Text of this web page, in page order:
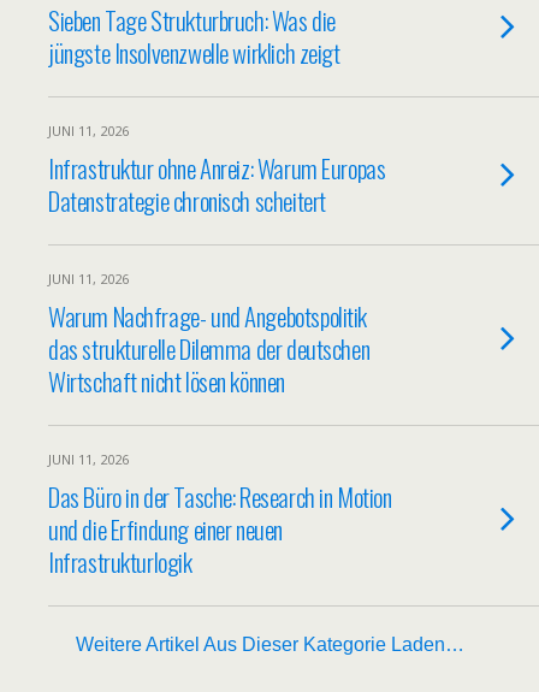
Sieben Tage Strukturbruch: Was die
jüngste Insolvenzwelle wirklich zeigt
JUNI 11, 2026
Infrastruktur ohne Anreiz: Warum Europas
Datenstrategie chronisch scheitert
JUNI 11, 2026
Warum Nachfrage- und Angebotspolitik
das strukturelle Dilemma der deutschen
Wirtschaft nicht lösen können
JUNI 11, 2026
Das Büro in der Tasche: Research in Motion
und die Erfindung einer neuen
Infrastrukturlogik
Weitere Artikel Aus Dieser Kategorie Laden…